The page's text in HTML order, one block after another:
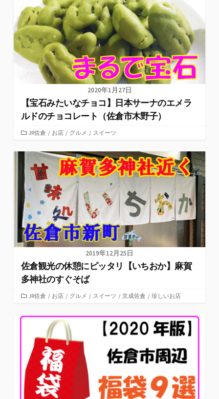
ー
2020年1月27日
【宝石みたいなチョコ】日本サーナのエメラ
ルドのチョコレート（佐倉市木野子）
カ
ゴ
ー
JR佐倉 / お店 / グルメ / スイーツ
2019年12月25日
佐倉観光の休憩にピッタリ【いちおか】麻賀
多神社のすぐそば
カ
ゴ
JR佐倉 / お店 / グルメ / スイーツ / 京成佐倉 / 珍しいお店